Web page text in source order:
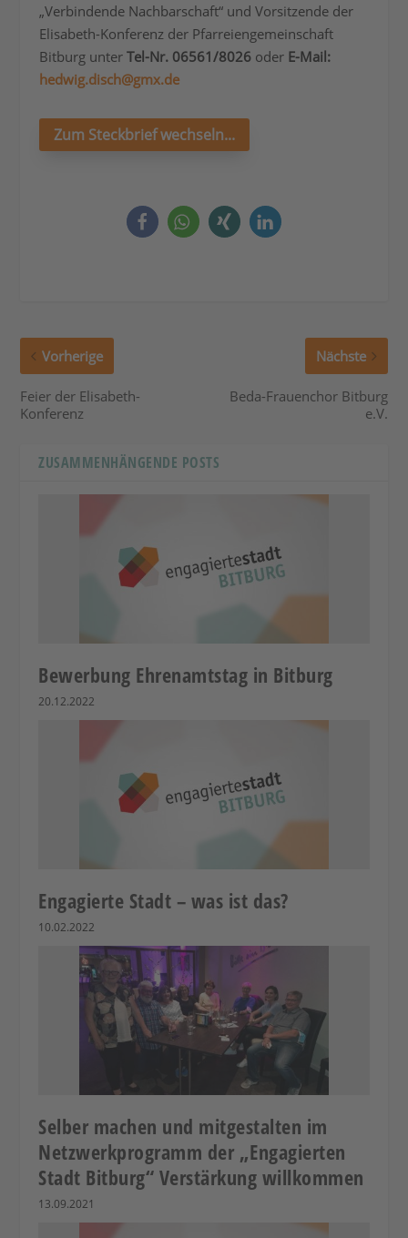
„Verbindende Nachbarschaft“ und Vorsitzende der
Elisabeth-Konferenz der Pfarreiengemeinschaft
Bitburg unter Tel-Nr. 06561/8026 oderE-Mail:
hedwig.disch@gmx.de
Zum Steckbrief wechseln...
Vorherige
Feier der Elisabeth-
Konferenz
Nächste
Beda-Frauenchor Bitburg
e.V.
ZUSAMMENHÄNGENDE POSTS
Bewerbung Ehrenamtstag in Bitburg
20.12.2022
Engagierte Stadt – was ist das?
10.02.2022
Selber machen und mitgestalten im
Netzwerkprogramm der „Engagierten
Stadt Bitburg“ Verstärkung willkommen
13.09.2021